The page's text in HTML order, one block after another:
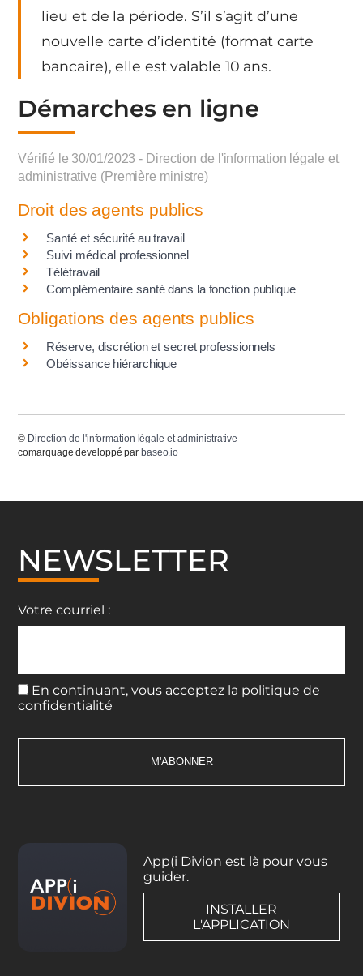
lieu et de la période. S’il s’agit d’une
nouvelle carte d’identité (format carte
bancaire), elle est valable 10 ans.
Démarches en ligne
Vérifié le 30/01/2023 - Direction de l'information légale et
administrative (Première ministre)
Droit des agents publics
Santé et sécurité au travail
Suivi médical professionnel
Télétravail
Complémentaire santé dans la fonction publique
Obligations des agents publics
Réserve, discrétion et secret professionnels
Obéissance hiérarchique
© Direction de l'information légale et administrative
comarquage developpé par baseo.io
NEWSLETTER
Votre courriel :
En continuant, vous acceptez la politique de
confidentialité
App(i Divion est là pour vous
guider.
INSTALLER
L'APPLICATION